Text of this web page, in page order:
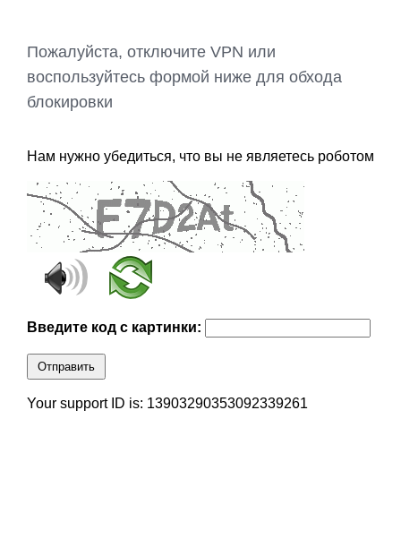
Пожалуйста, отключите VPN или
воспользуйтесь формой ниже для обхода
блокировки
Нам нужно убедиться, что вы не являетесь роботом
Введите код с картинки:
Отправить
Your support ID is: 13903290353092339261